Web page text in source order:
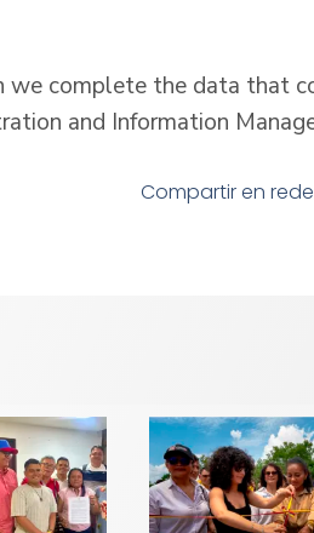
complete the data that
and Information
Compartir en